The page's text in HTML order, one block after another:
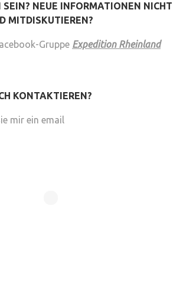
NEUE INFORMATIONEN NICHT
MITDISKUTIEREN?
Gruppe Expedition Rheinland
KONTAKTIEREN?
mir ein email